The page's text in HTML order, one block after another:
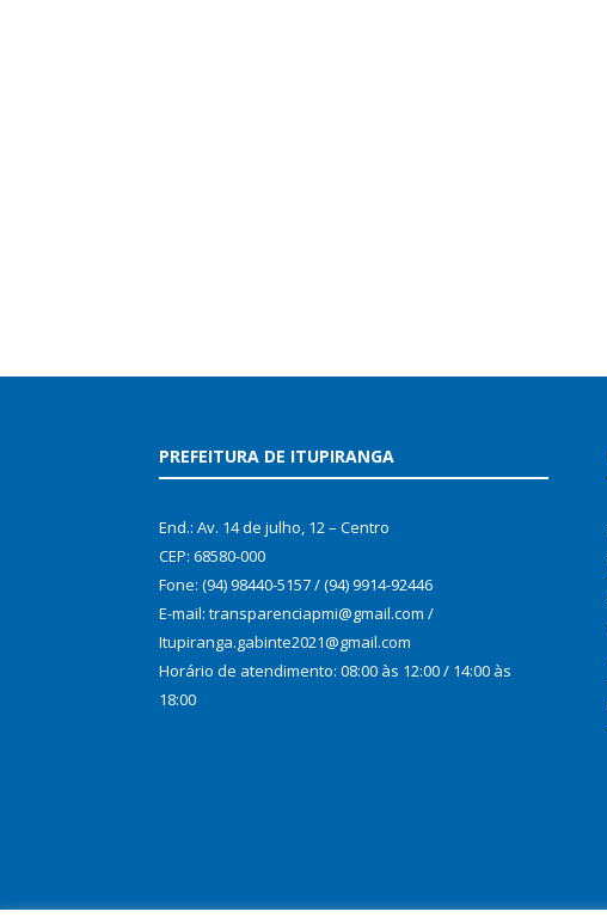
PREFEITURA DE ITUPIRANGA
End.: Av. 14 de julho, 12 – Centro
CEP: 68580-000
Fone: (94) 98440-5157 / (94) 9914-92446
E-mail: transparenciapmi@gmail.com /
Itupiranga.gabinte2021@gmail.com
Horário de atendimento: 08:00 às 12:00 / 14:00 às
18:00